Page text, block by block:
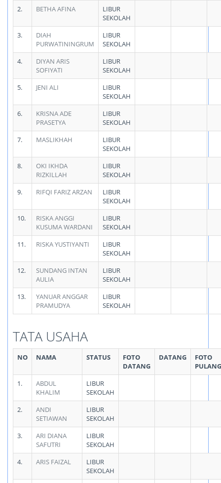
2.
BETHA AFINA
LIBUR
SEKOLAH
3.
DIAH
PURWATININGRUM
LIBUR
SEKOLAH
4.
DIYAN ARIS
SOFIYATI
LIBUR
SEKOLAH
5.
JENI ALI
LIBUR
SEKOLAH
6.
KRISNA ADE
PRASETYA
LIBUR
SEKOLAH
7.
MASLIKHAH
LIBUR
SEKOLAH
8.
OKI IKHDA
RIZKILLAH
LIBUR
SEKOLAH
9.
RIFQI FARIZ ARZAN
LIBUR
SEKOLAH
10.
RISKA ANGGI
KUSUMA WARDANI
LIBUR
SEKOLAH
11.
RISKA YUSTIYANTI
LIBUR
SEKOLAH
12.
SUNDANG INTAN
AULIA
LIBUR
SEKOLAH
13.
YANUAR ANGGAR
PRAMUDYA
LIBUR
SEKOLAH
TATA USAHA
NO NAMA STATUS
FOTO
DATANG
DATANG
FOTO
PULANG
1.
ABDUL
KHALIM
LIBUR
SEKOLAH
2.
ANDI
SETIAWAN
LIBUR
SEKOLAH
3.
ARI DIANA
SAFUTRI
LIBUR
SEKOLAH
4.
ARIS FAIZAL
LIBUR
SEKOLAH